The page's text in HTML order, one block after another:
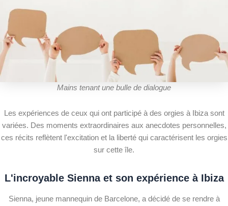
Mains tenant une bulle de dialogue
Les expériences de ceux qui ont participé à des orgies à Ibiza sont
variées. Des moments extraordinaires aux anecdotes personnelles,
ces récits reflètent l'excitation et la liberté qui caractérisent les orgies
sur cette île.
L'incroyable Sienna et son expérience à Ibiza
Sienna, jeune mannequin de Barcelone, a décidé de se rendre à